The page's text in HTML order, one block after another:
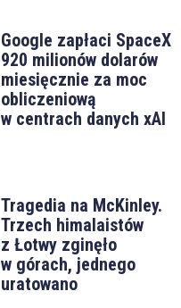
Google zapłaci SpaceX
920 milionów dolarów
miesięcznie za moc
obliczeniową
w centrach danych xAI
Tragedia na McKinley.
Trzech himalaistów
z Łotwy zginęło
w górach, jednego
uratowano